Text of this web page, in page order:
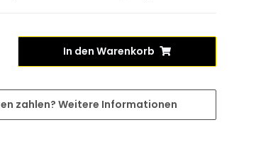
In den Warenkorb
zahlen? Weitere Informationen